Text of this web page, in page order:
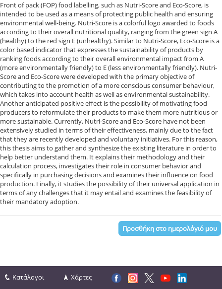
Front of pack (FOP) food labelling, such as Nutri-Score and Eco-Score, is
intended to be used as a means of protecting public health and ensuring
environmental well-being. Nutri-Score is a colorful logo awarded to foods
according to their overall nutritional quality, ranging from the green sign A
(healthy) to the red sign E (unhealthy). Similar to Nutri-Score, Eco-Score is a
color based indicator that expresses the sustainability of products by
ranking foods according to their overall environmental impact from A
(more environmentally friendly) to E (less environmentally friendly). Nutri-
Score and Eco-Score were developed with the primary objective of
contributing to the promotion of a more conscious consumer behaviour,
which takes into account health as well as environmental sustainability.
Another anticipated positive effect is the possibility of motivating food
producers to reformulate their products to make them more nutritious or
more sustainable. Currently, Nutri-Score and Eco-Score have not been
extensively studied in terms of their effectiveness, mainly due to the fact
that they are recently developed and voluntary initiatives. For this reason,
this thesis aims to gather and synthesize the existing literature in order to
help better understand them. It explains their methodology and their
calculation process, investigates their role in consumer behavior and
specifically in purchasing decisions and examines their influence on food
production. Finally, it studies the possibility of their universal application in
terms of any challenges that it may entail and examines the feasibility of
their mandatory adoption.
Προσθήκη στο ημερολόγιό μου
Κατάλογοι Χάρτες